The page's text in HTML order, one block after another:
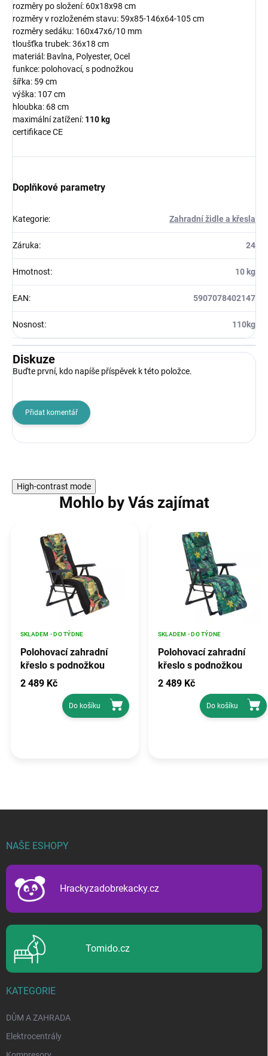
rozměry po složení: 60x18x98 cm
rozměry v rozloženém stavu: 59x85-146x64-105 cm
rozměry sedáku: 160x47x6/10 mm
tloušťka trubek: 36x18 cm
materiál: Bavlna, Polyester, Ocel
funkce: polohovací, s podnožkou
šířka: 59 cm
výška: 107 cm
hloubka: 68 cm
maximální zatížení: 110 kg
certifikace CE
Doplňkové parametry
Kategorie: Zahradní židle a křesla
Záruka: 24
Hmotnost: 10 kg
EAN: 5907078402147
Nosnost: 110kg
Diskuze
Buďte první, kdo napíše příspěvek k této položce.
Přidat komentář
High-contrast mode
Mohlo by Vás zajímat
Polohovací zahradní
křeslo s podnožkou
Mijas Plus Black Edition
L150-23IB PATIO
SKLADEM - DO TÝDNE
2 489 Kč
Do košíku
Polohovací zahradní
křeslo s podnožkou
Mijas Plus Black Edition
G051-02IB PATIO
SKLADEM - DO TÝDNE
2 489 Kč
Do košíku
NAŠE ESHOPY
Hrackyzadobrekacky.cz
Tomido.cz
KATEGORIE
DŮM A ZAHRADA
Elektrocentrály